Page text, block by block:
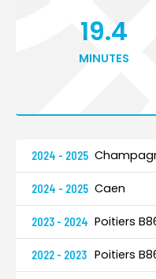
19.4
MINUTES
2024 - 2025
2024 - 2025 Caen
2023 - 2024 Poitiers
2022 - 2023 Poitiers